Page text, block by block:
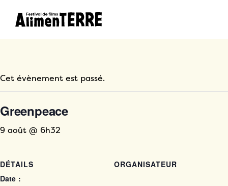
Cet évènement est passé.
Greenpeace
9 août @ 6h32
DÉTAILS
Date :
ORGANISATEUR